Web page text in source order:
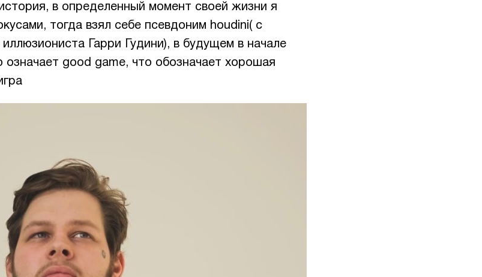
в определенный момент своей жизни я
тогда взял себе псевдоним houdini( с
Гарри Гудини), в будущем в начале
означает good game, что обозначает хорошая